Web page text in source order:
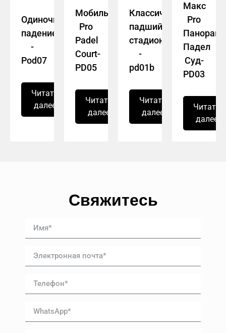
Одиночное
падение
-
Pod07
Читать
далее
Мобильный
Pro
Padel
Court-
PD05
Читать
далее
Классический
падший
стадион
-
pd01b
Читать
далее
Макс
Pro
Падел
Суд-
PD03
Читать
далее
Свяжитесь